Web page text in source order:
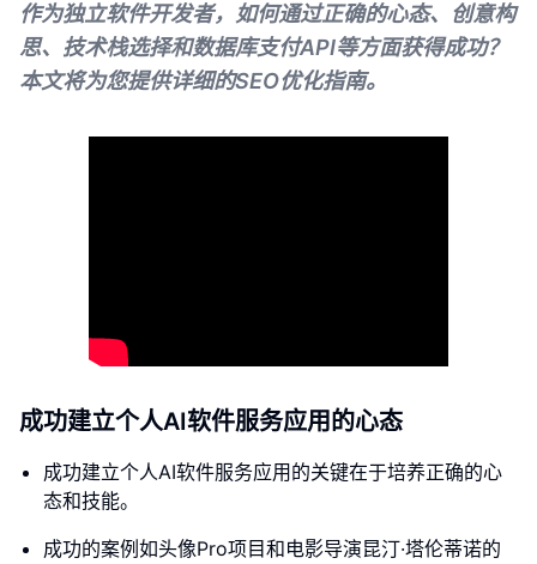
作为独立软件开发者，如何通过正确的心态、创意构
思、技术栈选择和数据库支付API等方面获得成功？
本文将为您提供详细的SEO优化指南。
成功建立个人AI软件服务应用的心态
成功建立个人AI软件服务应用的关键在于培养正确的心
态和技能。
成功的案例如头像Pro项目和电影导演昆汀·塔伦蒂诺的